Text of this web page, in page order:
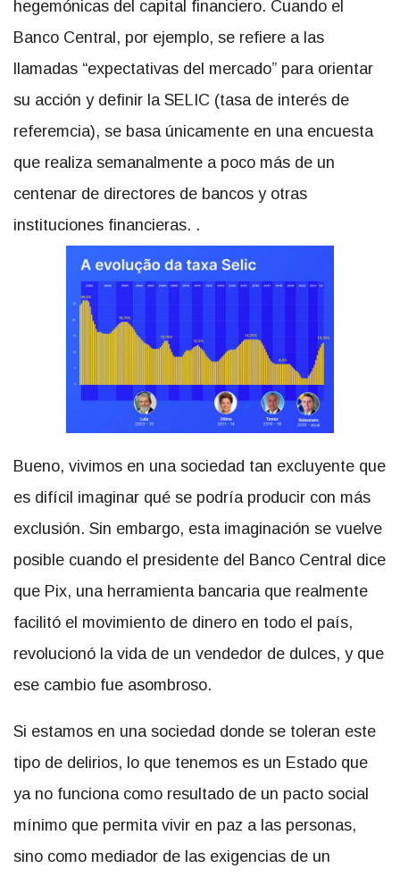
hegemónicas del capital financiero. Cuando el
Banco Central, por ejemplo, se refiere a las
llamadas “expectativas del mercado” para orientar
su acción y definir la SELIC (tasa de interés de
referemcia), se basa únicamente en una encuesta
que realiza semanalmente a poco más de un
centenar de directores de bancos y otras
instituciones financieras. .
Bueno, vivimos en una sociedad tan excluyente que
es difícil imaginar qué se podría producir con más
exclusión. Sin embargo, esta imaginación se vuelve
posible cuando el presidente del Banco Central dice
que Pix, una herramienta bancaria que realmente
facilitó el movimiento de dinero en todo el país,
revolucionó la vida de un vendedor de dulces, y que
ese cambio fue asombroso.
Si estamos en una sociedad donde se toleran este
tipo de delirios, lo que tenemos es un Estado que
ya no funciona como resultado de un pacto social
mínimo que permita vivir en paz a las personas,
sino como mediador de las exigencias de un